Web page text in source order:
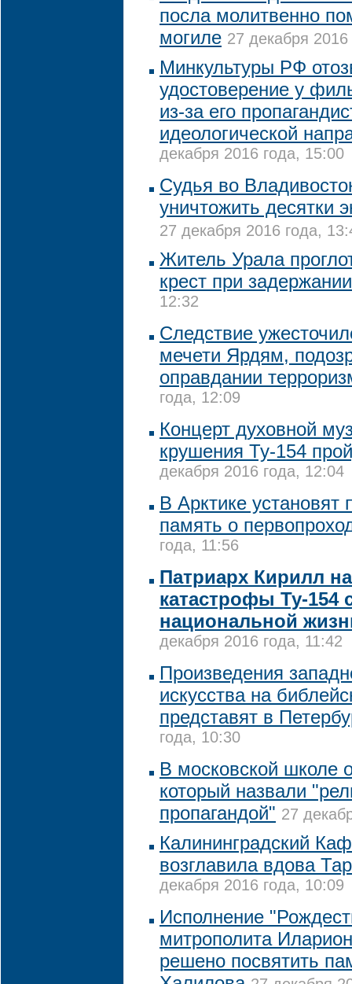
посла молитвенно
могиле 27 декабря
Минкультуры РФ
удостоверение у
из-за его
идеологической
декабря 2016 года, 15:00
Судья во
уничтожить десятки
27 декабря 2016 года,
Житель Урала
крест при задержании
12:32
Следствие
мечети Ярдям,
оправдании
года, 12:09
Концерт духовной
крушения Ту-154
декабря 2016 года, 12:04
В Арктике установят
память о
года, 11:56
Патриарх Кирилл
катастрофы Ту-154
национальной
декабря 2016 года, 11:42
Произведения
искусства на
представят в
года, 10:30
В московской школе
который назвали
пропагандой" 27
Калининградский
возглавила вдова
декабря 2016 года, 10:09
Исполнение
митрополита
решено посвятить